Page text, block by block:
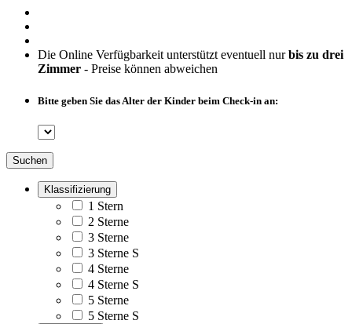
Die Online Verfügbarkeit unterstützt eventuell nurbis zu drei
Zimmer - Preise können abweichen
Bitte geben Sie das Alter der Kinder beim Check-in an:
Suchen
Klassifizierung
1 Stern
2 Sterne
3 Sterne
3 Sterne S
4 Sterne
4 Sterne S
5 Sterne
5 Sterne S